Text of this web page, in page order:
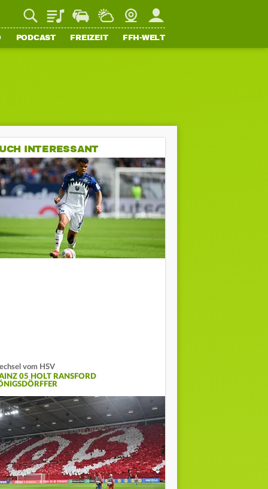
PlaylistStaupilotWetterWebcamMein FFH
PODCAST FREIZEIT FFH-WELT
INTERESSANT
vom HSV
05 HOLT RANSFORD